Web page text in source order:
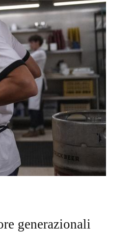
generazionali